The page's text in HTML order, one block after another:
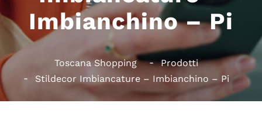
Imbianchino – Pi
Toscana Shopping
Prodotti
Stildecor Imbiancature – Imbianchino – Pi